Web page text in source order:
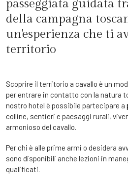
passeggiata guidata
della campagna
un'esperienza che ti
territorio
Scoprire il territorio a cavallo è un
per entrare in contatto con la natura
nostro hotel è possibile partecipare a
colline, sentieri e paesaggi rurali,
armonioso del cavallo.
Per chi è alle prime armi o desidera
sono disponibili anche lezioni in
qualificati.